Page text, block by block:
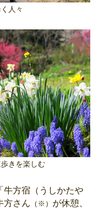
人々
きを楽しむ
牛方宿（うしかたや
方さん （※） が休憩、